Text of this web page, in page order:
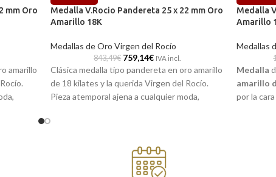
mm Oro
amarillo
Medalla V.Rocio Pandereta 25 x 22 mm Oro
Amarillo 18K
Medallas de Oro Virgen del Rocío
843,49€ 759,14€ IVA incl.
Clásica medalla tipo pandereta en oro amarillo
de 18 kilates y la querida Virgen del Rocío.
Pieza atemporal ajena a cualquier moda,
online y te la enviamos a casa.
Medalla
Amarillo
Medallas
Medalla
amarillo
por la
has